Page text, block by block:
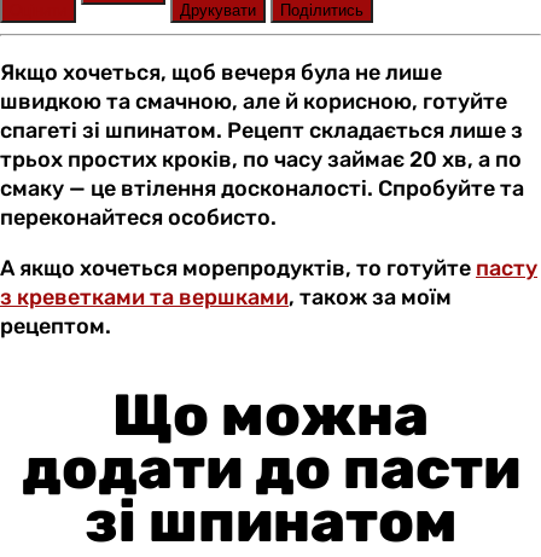
Друкувати
Поділитись
Якщо хочеться, щоб вечеря була не лише
швидкою та смачною, але й корисною, готуйте
спагеті зі шпинатом. Рецепт складається лише з
трьох простих кроків, по часу займає 20 хв, а по
смаку — це втілення досконалості. Спробуйте та
переконайтеся особисто.
А якщо хочеться морепродуктів, то готуйте пасту
з креветками та вершками, також за моїм
рецептом.
Що можна
додати до пасти
зі шпинатом